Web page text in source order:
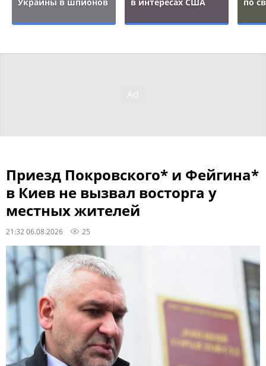
Приезд Покровского* и Фейгина*
в Киев не вызвал восторга у
местных жителей
21:32 06.08.2026 25